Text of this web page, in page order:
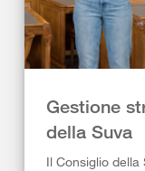
Gestione
della Suva
Il Consiglio